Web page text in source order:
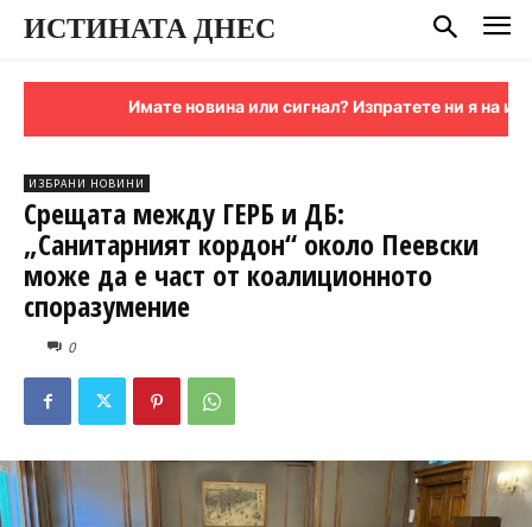
ИСТИНАТА ДНЕС
Имате новина или сигнал? Изпратете ни я на
ИЗБРАНИ НОВИНИ
Срещата между ГЕРБ и ДБ:
„Санитарният кордон“ около Пеевски
може да е част от коалиционното
споразумение
0